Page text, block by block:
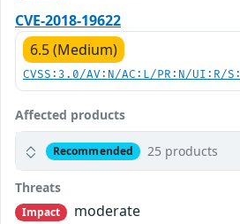
CVE-2018-19622
6.5 (Medium)
CVSS:3.0/AV:N/AC:L/PR:N/UI:R/
Affected products
Recommended 25 products
Threats
Impact
moderate